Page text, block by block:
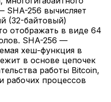
SHA-256 вычисляет
(32-байтовый)
отображать в виде 64
SHA-256 —
хеш-функция в
в основе цепочек
работы Bitcoin,
рабочих процессов